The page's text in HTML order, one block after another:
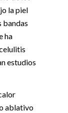
la piel
bandas
ha
estudios
ablativo